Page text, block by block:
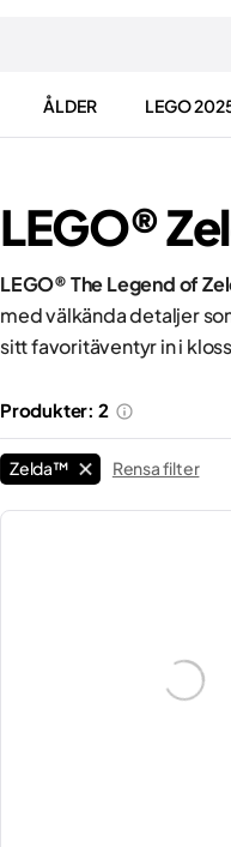
ÅLDER LEGO
LEGO®
LEGO® The Legend of
med välkända detaljer
sitt favoritäventyr in i
Produkter: 2
Zelda™ Rensa filter